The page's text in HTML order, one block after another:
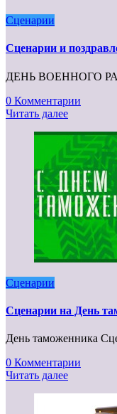
Сценарии
Сценарии и
ДЕНЬ ВОЕННОГО
0 Комментарии
Читать далее
Сценарии
Сценарии на День
День таможенника
0 Комментарии
Читать далее